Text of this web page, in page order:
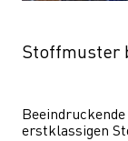
Stoffmuster
erstklassigen